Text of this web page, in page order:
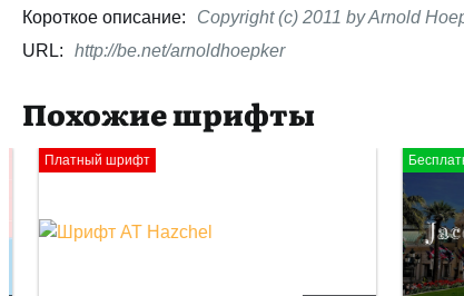
Короткое описание:
Copyright (c) 2011 by Arnold
URL:
http://be.net/arnoldhoepker
Похожие шрифты
Платный шрифт